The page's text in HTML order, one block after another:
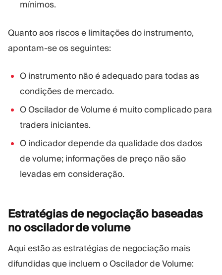
mínimos.
Quanto aos riscos e limitações do instrumento,
apontam-se os seguintes:
O instrumento não é adequado para todas as
condições de mercado.
O Oscilador de Volume é muito complicado para
traders iniciantes.
O indicador depende da qualidade dos dados
de volume; informações de preço não são
levadas em consideração.
Estratégias de negociação baseadas
no oscilador devolume
Aqui estão as estratégias de negociação mais
difundidas que incluem o Oscilador de Volume: